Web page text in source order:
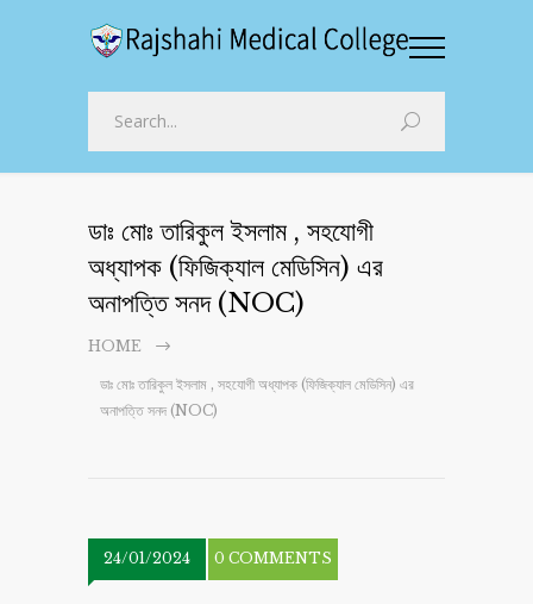
ডাঃ মোঃ তারিকুল ইসলাম , সহযোগী
অধ্যাপক (ফিজিক্যাল মেডিসিন) এর
অনাপত্তি সনদ (NOC)
HOME
ডাঃ মোঃ তারিকুল ইসলাম , সহযোগী অধ্যাপক (ফিজিক্যাল মেডিসিন) এর
অনাপত্তি সনদ (NOC)
24/01/2024 0 COMMENTS